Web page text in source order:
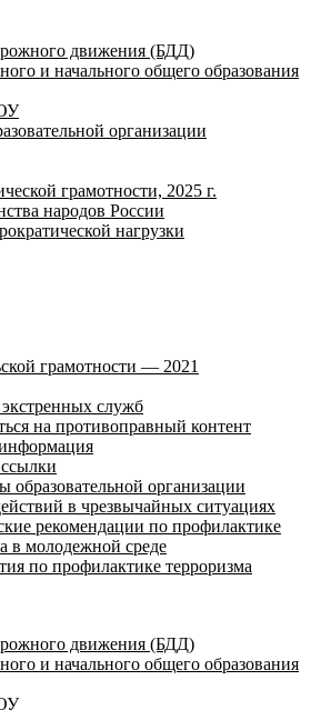
движения (БДД)
и начального общего образования
организации
грамотности, 2025 г.
народов России
нагрузки
грамотности — 2021
служб
на противоправный контент
образовательной организации
в чрезвычайных ситуациях
рекомендации по профилактике
в молодежной среде
по профилактике терроризма
движения (БДД)
и начального общего образования